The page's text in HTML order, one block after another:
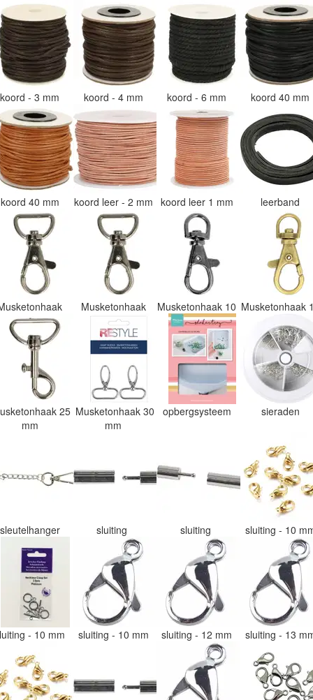
koord - 3 mm koord - 4 mm koord - 6 mm koord 40 mm
koord 40 mm koord leer - 2 mm koord leer 1 mm leerband
Musketonhaak Musketonhaak 10 Musketonhaak
25
mm
Musketonhaak 30
mm
opbergsysteem sieraden
sleutelhanger sluiting sluiting sluiting - 10
- 10 mm sluiting - 10 mm sluiting - 12 mm sluiting - 13